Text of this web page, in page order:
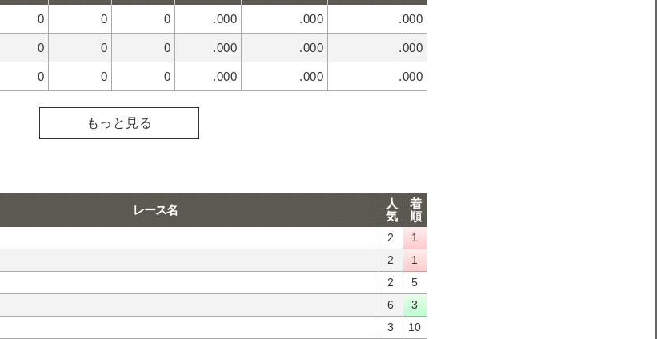
0 0 0 .000 .000 .000
0 0 0 .000 .000 .000
0 0 0 .000 .000 .000
もっと見る
レース名
人
気
着
順
2
1
2
1
2
5
6
3
3 10